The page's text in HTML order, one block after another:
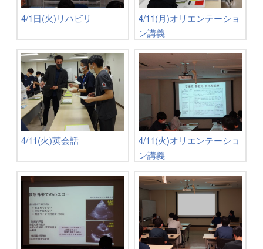
4/1日(火)リハビリ
4/11(月)オリエンテーショ
ン講義
4/11(火)英会話
4/11(火)オリエンテーショ
ン講義